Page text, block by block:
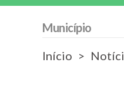
Município
Início